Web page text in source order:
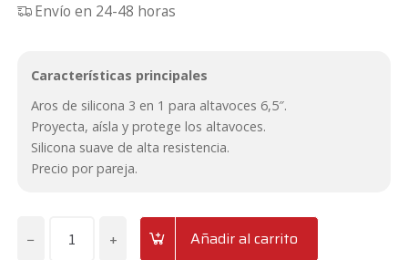
Envío en 24-48 horas
Características principales
Aros de silicona 3 en 1 para altavoces 6,5″.
Proyecta, aísla y protege los altavoces.
Silicona suave de alta resistencia.
Precio por pareja.
−
Protectores
+ Añadir al carrito